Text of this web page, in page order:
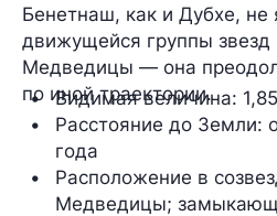
Бенетнаш, как и Дубхе, не
движущейся группы звезд
Медведицы — она
по иной траектории.
Видимая величина: 1,85
Расстояние до Земли:
года
Расположение в
Медведицы;